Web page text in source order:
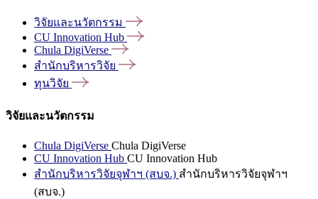
วิจัยและนวัตกรรม
CU Innovation Hub
Chula DigiVerse
สำนักบริหารวิจัย
ทุนวิจัย
วิจัยและนวัตกรรม
Chula DigiVerse Chula DigiVerse
CU Innovation Hub CU Innovation Hub
สำนักบริหารวิจัยจุฬาฯ (สบจ.) สำนักบริหารวิจัยจุฬาฯ
(สบจ.)